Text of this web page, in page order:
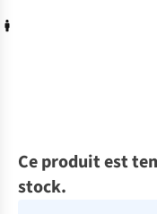
Ce produit est
stock.